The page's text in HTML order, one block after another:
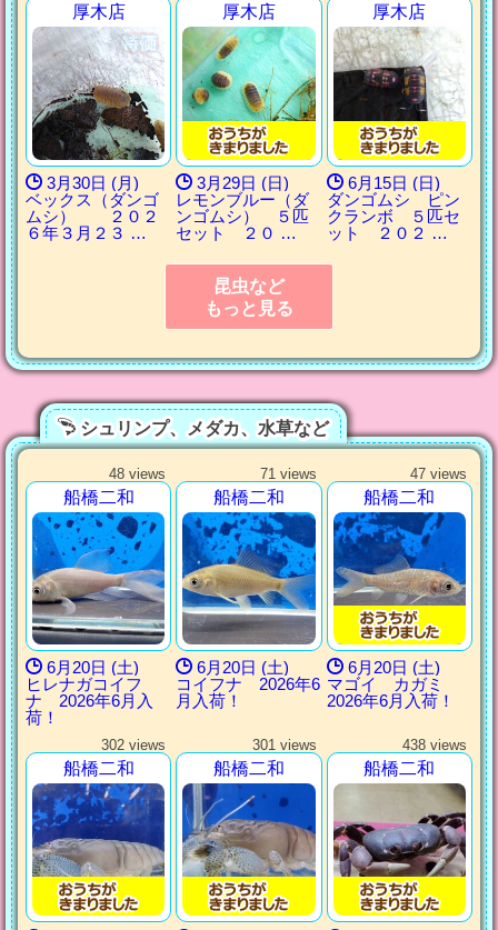
厚木店
3月30日 (月)
ベックス（ダンゴ
ムシ） ２０２
６年３月２３ …
厚木店
3月29日 (日)
レモンブルー（ダ
ンゴムシ） ５匹
セット ２０ …
厚木店
6月15日 (日)
ダンゴムシ ピン
クランボ ５匹セ
ット ２０２ …
昆虫など
もっと見る
シュリンプ、メダカ、水草など
48 views
船橋二和
6月20日 (土)
ヒレナガコイフ
ナ 2026年6月入
荷！
71 views
船橋二和
6月20日 (土)
コイフナ 2026年6
月入荷！
47 views
船橋二和
6月20日 (土)
マゴイ カガミ
2026年6月入荷！
302 views
船橋二和
301 views
船橋二和
438 views
船橋二和